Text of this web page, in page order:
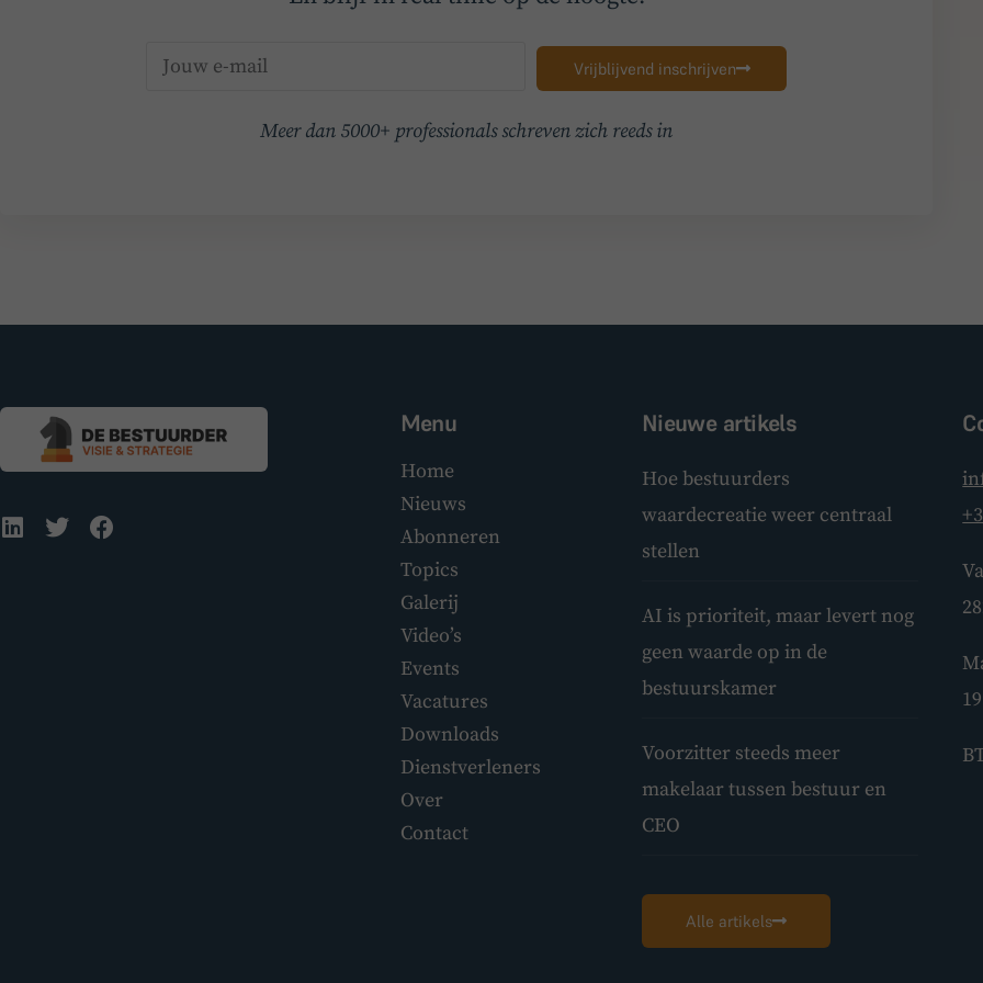
Vrijblijvend inschrijven
Meer dan 5000+ professionals schreven zich reeds in
Menu
Home
Nieuws
Abonneren
Topics
Galerij
Video’s
Events
Vacatures
Downloads
Dienstverleners
Over
Contact
Nieuwe artikels
Hoe bestuurders
waardecreatie weer centraal
stellen
AI is prioriteit, maar levert nog
geen waarde op in de
bestuurskamer
Voorzitter steeds meer
makelaar tussen bestuur en
CEO
Alle artikels